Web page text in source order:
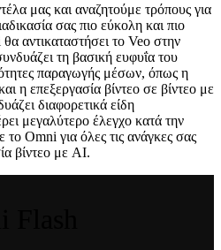
μας και αναζητούμε τρόπους για
σας πιο εύκολη και πιο
αντικαταστήσει το Veo στην
τη βασική ευφυΐα του
παραγωγής μέσων, όπως η
η επεξεργασία βίντεο σε βίντεο με
διαφορετικά είδη
μεγαλύτερο έλεγχο κατά την
Omni για όλες τις ανάγκες σας
βίντεο με AI.